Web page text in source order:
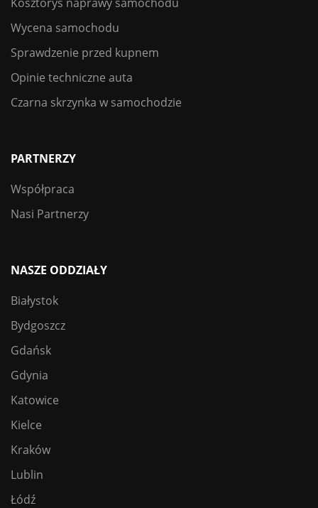
Wycena samochodu
Sprawdzenie przed kupnem
Opinie techniczne auta
Czarna skrzynka w samochodzie
PARTNERZY
Współpraca
Nasi Partnerzy
NASZE ODDZIAŁY
Białystok
Bydgoszcz
Gdańsk
Gdynia
Katowice
Kielce
Kraków
Lublin
Łódź